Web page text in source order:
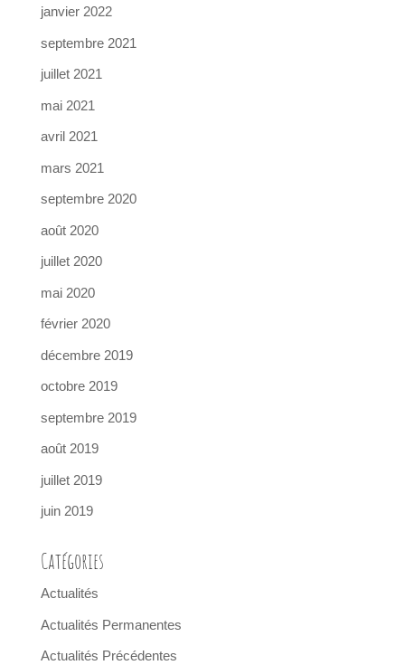
janvier 2022
septembre 2021
juillet 2021
mai 2021
avril 2021
mars 2021
septembre 2020
août 2020
juillet 2020
mai 2020
février 2020
décembre 2019
octobre 2019
septembre 2019
août 2019
juillet 2019
juin 2019
Catégories
Actualités
Actualités Permanentes
Actualités Précédentes